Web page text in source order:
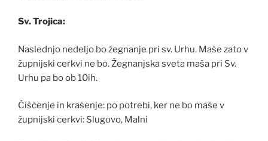
Sv. Trojica:
Naslednjo nedeljo bo žegnanje pri sv. Urhu. Maše zato v
župnijski cerkvi ne bo. Žegnanjska sveta maša pri Sv.
Urhu pa bo ob 10ih.
Čiščenje in krašenje: po potrebi, ker ne bo maše v
župnijski cerkvi: Slugovo, Malni